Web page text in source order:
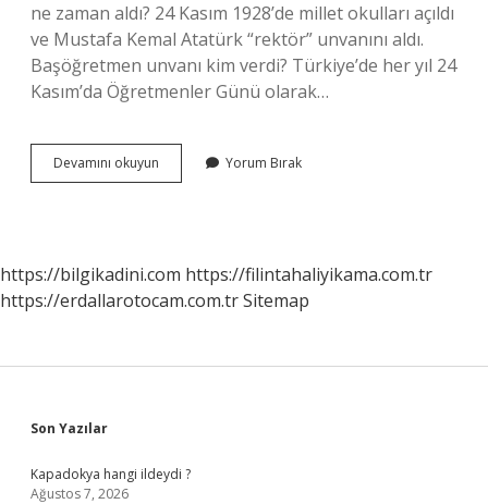
ne zaman aldı? 24 Kasım 1928’de millet okulları açıldı
ve Mustafa Kemal Atatürk “rektör” unvanını aldı.
Başöğretmen unvanı kim verdi? Türkiye’de her yıl 24
Kasım’da Öğretmenler Günü olarak…
Devamını okuyun Başöğretmen
Ünvanı
Yorum Bırak
https://bilgikadini.com https://filintahaliyikama.com.tr
https://erdallarotocam.com.trSitemap
Sidebar
Son Yazılar
Kapadokya hangi ildeydi ?
Ağustos 7, 2026